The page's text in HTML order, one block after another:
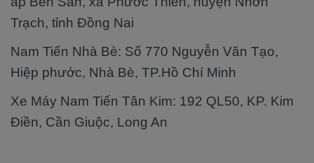
Trạch, tỉnh Đồng Nai
Nam Tiến Nhà Bè: Số 770 Nguyễn Văn Tạo,
Hiệp phước, Nhà Bè, TP.Hồ Chí Minh
Xe Máy Nam Tiến Tân Kim: 192 QL50, KP. Kim
Điền, Cần Giuộc, Long An